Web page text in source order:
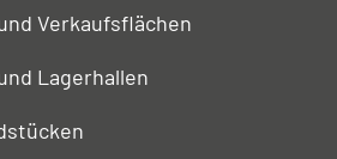
Verkaufs­flächen
Lager­hallen